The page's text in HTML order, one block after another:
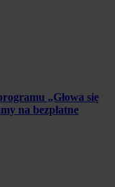
„Głowa się
na bezpłatne